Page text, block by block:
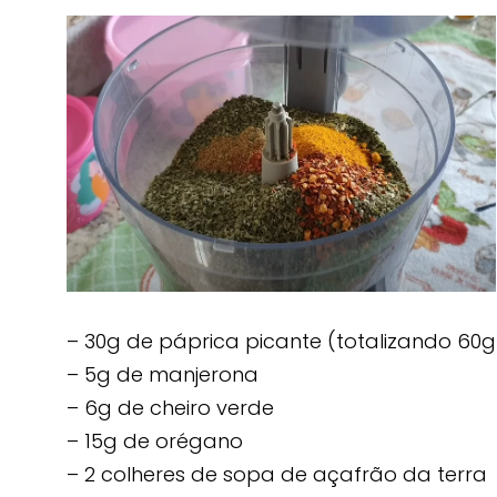
– 30g de páprica picante (totalizando
– 5g de manjerona
– 6g de cheiro verde
– 15g de orégano
– 2 colheres de sopa de açafrão da terra